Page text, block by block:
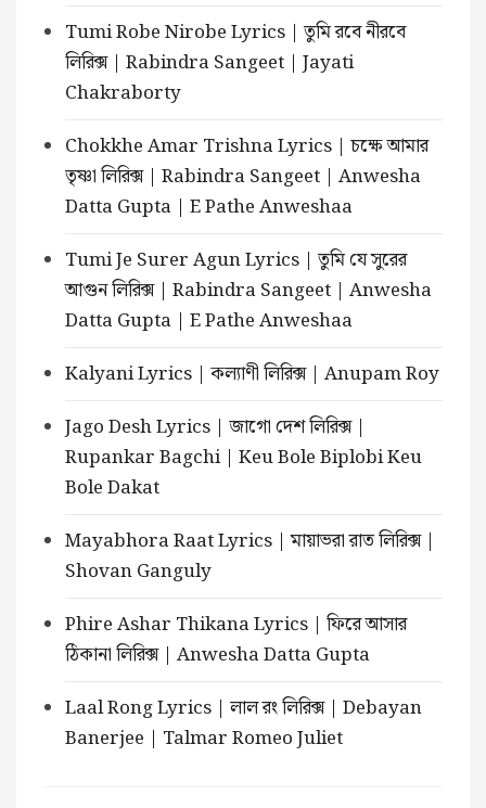
Tumi Robe Nirobe Lyrics | তুমি রবে নীরবে
লিরিক্স | Rabindra Sangeet | Jayati
Chakraborty
Chokkhe Amar Trishna Lyrics | চক্ষে আমার
তৃষ্ণা লিরিক্স | Rabindra Sangeet | Anwesha
Datta Gupta | E Pathe Anweshaa
Tumi Je Surer Agun Lyrics | তুমি যে সুরের
আগুন লিরিক্স | Rabindra Sangeet | Anwesha
Datta Gupta | E Pathe Anweshaa
Kalyani Lyrics | কল্যাণী লিরিক্স | Anupam Roy
Jago Desh Lyrics | জাগো দেশ লিরিক্স |
Rupankar Bagchi | Keu Bole Biplobi Keu
Bole Dakat
Mayabhora Raat Lyrics | মায়াভরা রাত লিরিক্স |
Shovan Ganguly
Phire Ashar Thikana Lyrics | ফিরে আসার
ঠিকানা লিরিক্স | Anwesha Datta Gupta
Laal Rong Lyrics | লাল রং লিরিক্স | Debayan
Banerjee | Talmar Romeo Juliet